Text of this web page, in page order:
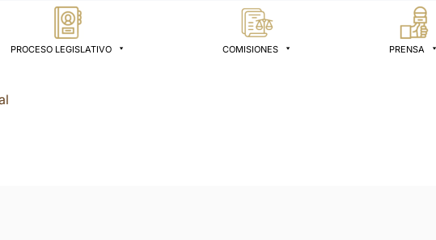
PROCESO LEGISLATIVO COMISIONES PRENSA